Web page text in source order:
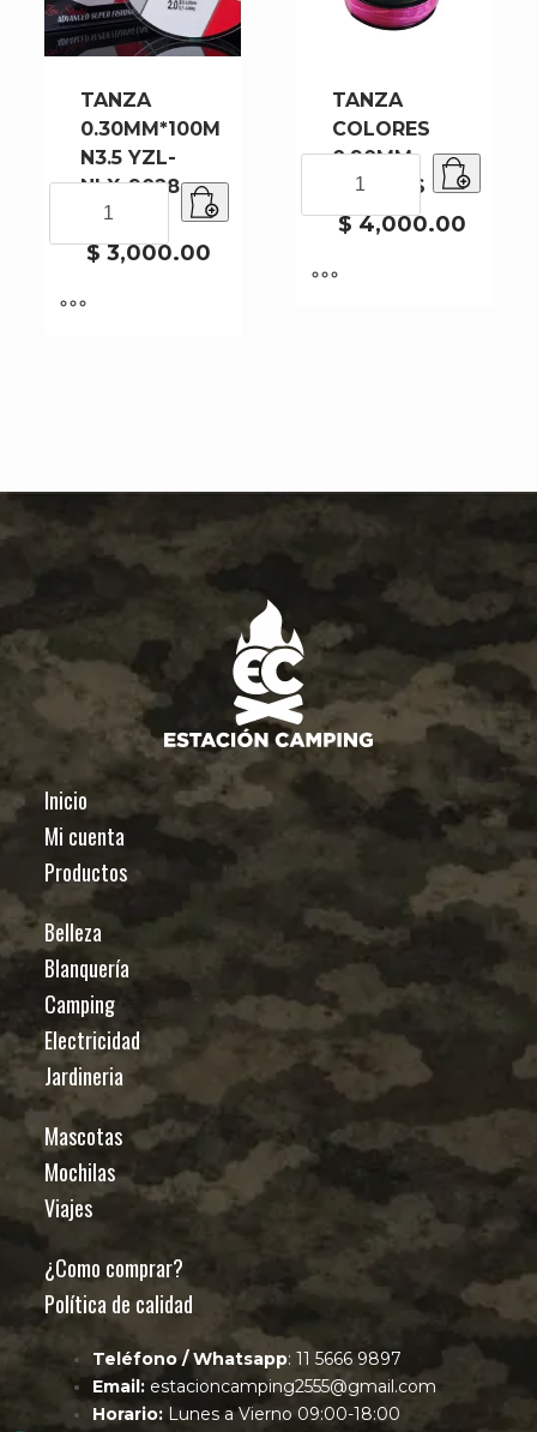
TANZA
0.30MM*100M
N3.5 YZL-
NLX-9028 –
320
$3,000.00
0.30MM*100M
N3.5
NLX-
TANZA
COLORES
0.90MM
X100MTS
$4,000.00
COLORES
0.90MM
cantidad
Inicio
Mi cuenta
Productos
Belleza
Blanquería
Camping
Electricidad
Jardineria
Mascotas
Mochilas
Viajes
¿Como comprar?
Política de calidad
Teléfono / Whatsapp: 11 5666 9897
Email: estacioncamping2555@gmail.com
Horario: Lunes a Vierno 09:00-18:00